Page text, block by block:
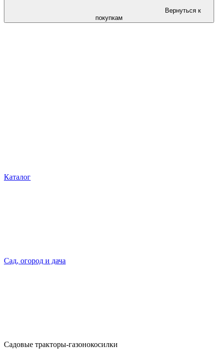
Вернуться к
покупкам
Каталог
Сад, огород и дача
Садовые тракторы-газонокосилки